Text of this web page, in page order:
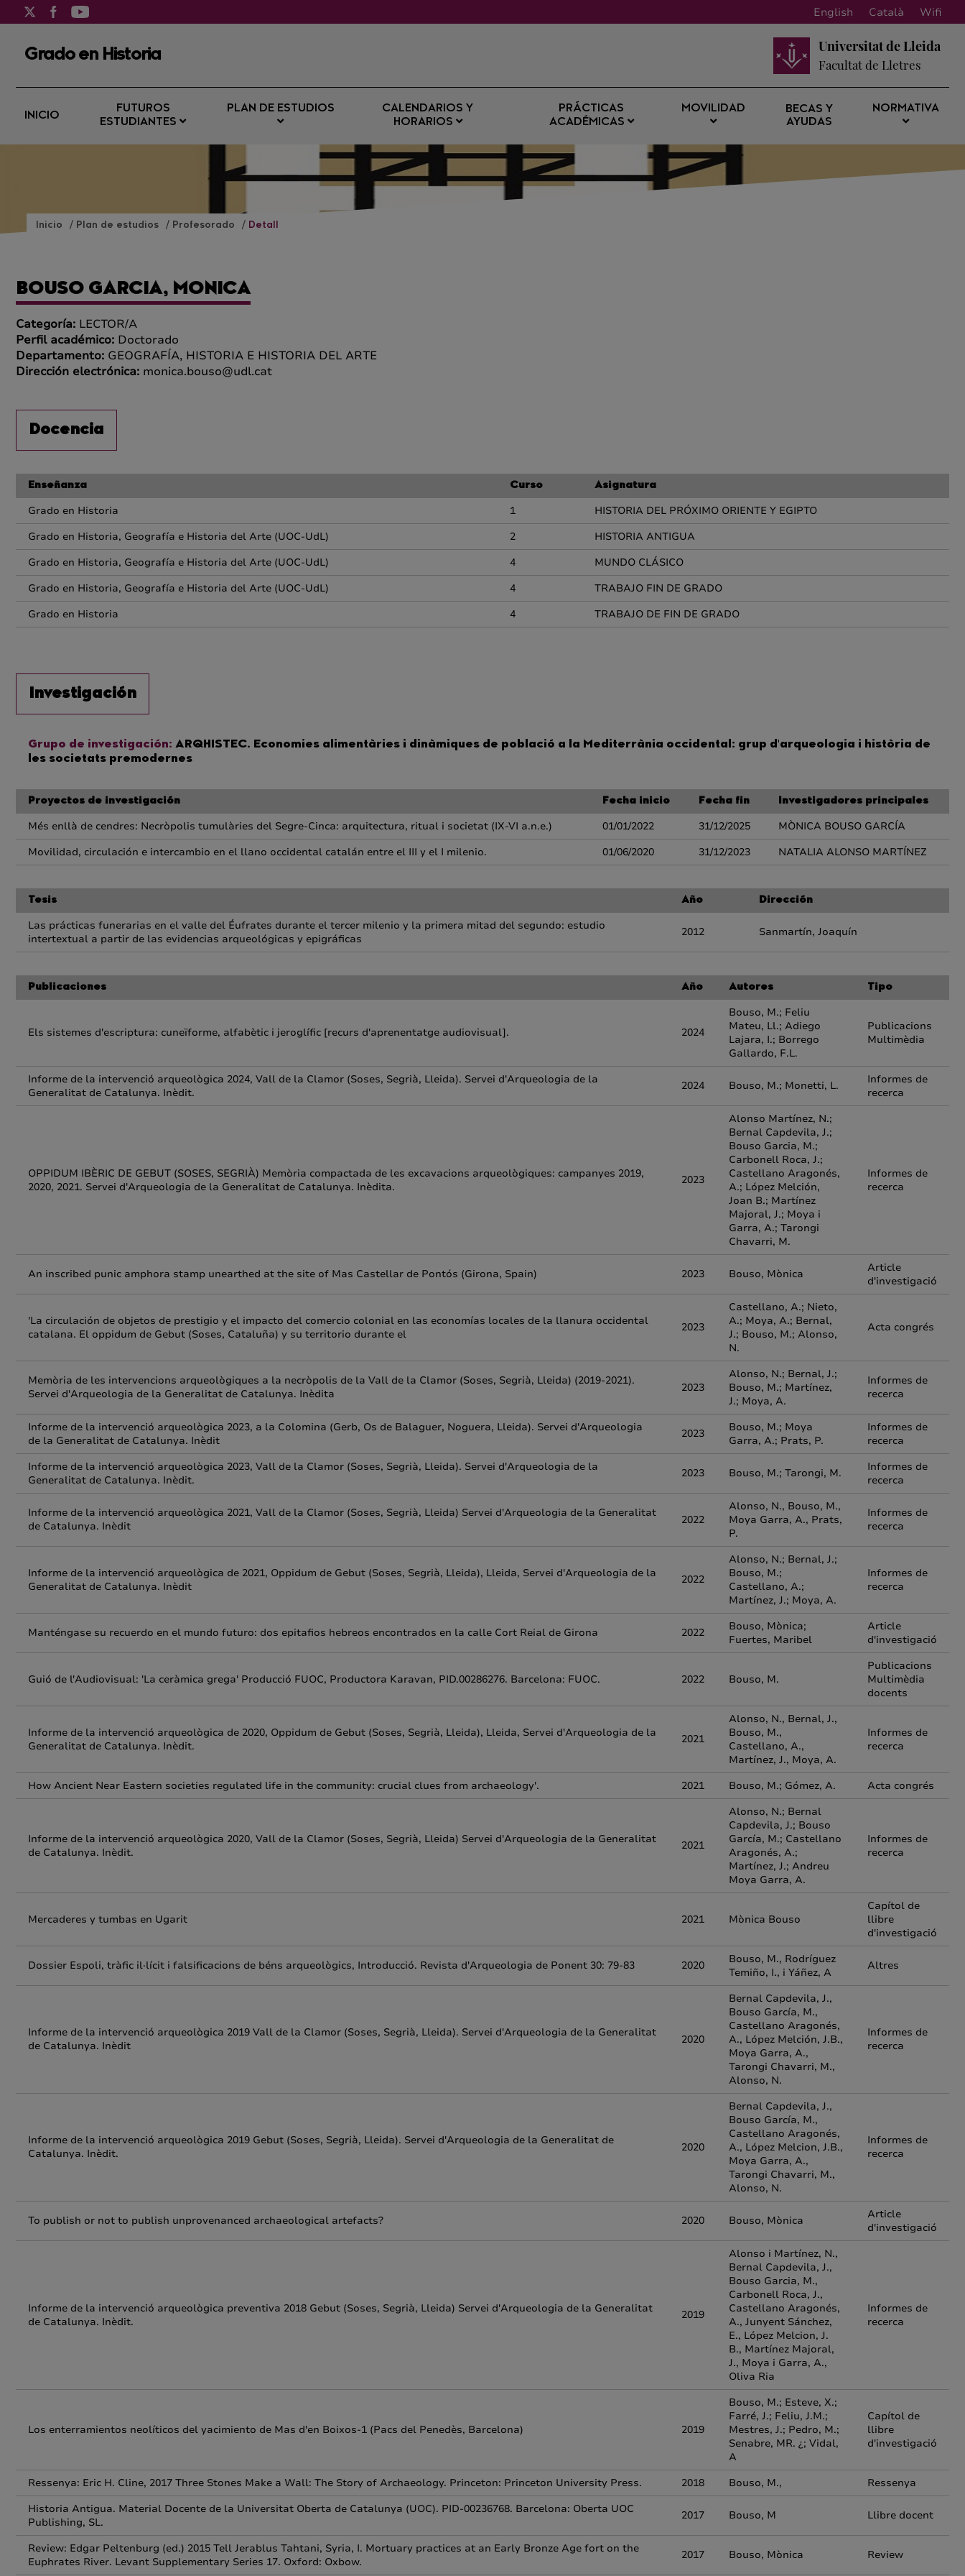
English Català Wifi
Grado en Historia
Universitat de Lleida
Facultat de Lletres
INICIO
FUTUROS
ESTUDIANTES
PLAN DE ESTUDIOS
CALENDARIOS Y
HORARIOS
PRÁCTICAS
ACADÉMICAS
MOVILIDAD
BECAS Y
AYUDAS
NORMATIVA
Inicio Plan de estudios Profesorado Detall
BOUSO GARCIA, MONICA
Categoría: LECTOR/A
Perfil académico: Doctorado
Departamento: GEOGRAFÍA, HISTORIA E HISTORIA DEL ARTE
Dirección electrónica: monica.bouso@udl.cat
Docencia
Enseñanza Curso Asignatura
Grado en Historia 1
HISTORIA DEL PRÓXIMO ORIENTE Y EGIPTO
Grado en Historia, Geografía e Historia del Arte (UOC-UdL)
2
HISTORIA ANTIGUA
Grado en Historia, Geografía e Historia del Arte (UOC-UdL)
4
MUNDO CLÁSICO
Grado en Historia, Geografía e Historia del Arte (UOC-UdL)
4
TRABAJO FIN DE GRADO
Grado en Historia
4 TRABAJO DE FIN DE GRADO
Investigación
Grupo de investigación: ARQHISTEC. Economies alimentàries i dinàmiques de població a la Mediterrània occidental: grup d'arqueologia i història de
les societats premodernes
Proyectos de investigación Fecha inicio Fecha fin Investigadores principales
Més enllà de cendres: Necròpolis tumulàries del Segre-Cinca: arquitectura, ritual i societat (IX-VI a.n.e.) 01/01/2022 31/12/2025
MÒNICA BOUSO GARCÍA
Movilidad, circulación e intercambio en el llano occidental catalán entre el III y el I milenio.
01/06/2020 31/12/2023 NATALIA ALONSO MARTÍNEZ
Tesis Año Dirección
Las prácticas funerarias en el valle del Éufrates durante el tercer milenio y la primera mitad del segundo: estudio
intertextual a partir de las evidencias arqueológicas y epigráficas
2012 Sanmartín, Joaquín
Publicaciones Año Autores Tipo
Els sistemes d'escriptura: cuneïforme, alfabètic i jeroglífic [recurs d'aprenentatge audiovisual]. 2024
Bouso, M.; Feliu
Mateu, Ll.; Adiego
Lajara, I.; Borrego
Gallardo, F.L.
Publicacions
Multimèdia
Informe de la intervenció arqueològica 2024, Vall de la Clamor (Soses, Segrià, Lleida). Servei d'Arqueologia de la
Generalitat de Catalunya. Inèdit.
2024 Bouso, M.; Monetti, L.
Informes de
recerca
OPPIDUM IBÈRIC DE GEBUT (SOSES, SEGRIÀ) Memòria compactada de les excavacions arqueològiques: campanyes 2019,
2020, 2021. Servei d'Arqueologia de la Generalitat de Catalunya. Inèdita.
2023
Alonso Martínez, N.;
Bernal Capdevila, J.;
Bouso Garcia, M.;
Carbonell Roca, J.;
Castellano Aragonés,
A.; López Melción,
Joan B.; Martínez
Majoral, J.; Moya i
Garra, A.; Tarongi
Chavarri, M.
Informes de
recerca
An inscribed punic amphora stamp unearthed at the site of Mas Castellar de Pontós (Girona, Spain) 2023 Bouso, Mònica
Article
d'investigació
'La circulación de objetos de prestigio y el impacto del comercio colonial en las economías locales de la llanura occidental
catalana. El oppidum de Gebut (Soses, Cataluña) y su territorio durante el
2023
Castellano, A.; Nieto,
A.; Moya, A.; Bernal,
J.; Bouso, M.; Alonso,
N.
Acta congrés
Memòria de les intervencions arqueològiques a la necròpolis de la Vall de la Clamor (Soses, Segrià, Lleida) (2019-2021).
Servei d'Arqueologia de la Generalitat de Catalunya. Inèdita
2023
Alonso, N.; Bernal, J.;
Bouso, M.; Martínez,
J.; Moya, A.
Informes de
recerca
Informe de la intervenció arqueològica 2023, a la Colomina (Gerb, Os de Balaguer, Noguera, Lleida). Servei d'Arqueologia
de la Generalitat de Catalunya. Inèdit
2023
Bouso, M.; Moya
Garra, A.; Prats, P.
Informes de
recerca
Informe de la intervenció arqueològica 2023, Vall de la Clamor (Soses, Segrià, Lleida). Servei d'Arqueologia de la
Generalitat de Catalunya. Inèdit.
2023 Bouso, M.; Tarongi, M.
Informes de
recerca
Informe de la intervenció arqueològica 2021, Vall de la Clamor (Soses, Segrià, Lleida) Servei d'Arqueologia de la Generalitat
de Catalunya. Inèdit
2022
Alonso, N., Bouso, M.,
Moya Garra, A., Prats,
P.
Informes de
recerca
Informe de la intervenció arqueològica de 2021, Oppidum de Gebut (Soses, Segrià, Lleida), Lleida, Servei d'Arqueologia de la
Generalitat de Catalunya. Inèdit
2022
Alonso, N.; Bernal, J.;
Bouso, M.;
Castellano, A.;
Martínez, J.; Moya, A.
Informes de
recerca
Manténgase su recuerdo en el mundo futuro: dos epitafios hebreos encontrados en la calle Cort Reial de Girona 2022
Bouso, Mònica;
Fuertes, Maribel
Article
d'investigació
Guió de l'Audiovisual: 'La ceràmica grega' Producció FUOC, Productora Karavan, PID.00286276. Barcelona: FUOC. 2022 Bouso, M.
Publicacions
Multimèdia
docents
Informe de la intervenció arqueològica de 2020, Oppidum de Gebut (Soses, Segrià, Lleida), Lleida, Servei d'Arqueologia de la
Generalitat de Catalunya. Inèdit.
2021
Alonso, N., Bernal, J.,
Bouso, M.,
Castellano, A.,
Martínez, J., Moya, A.
Informes de
recerca
How Ancient Near Eastern societies regulated life in the community: crucial clues from archaeology'. 2021 Bouso, M.; Gómez, A. Acta congrés
Informe de la intervenció arqueològica 2020, Vall de la Clamor (Soses, Segrià, Lleida) Servei d'Arqueologia de la Generalitat
de Catalunya. Inèdit.
2021
Alonso, N.; Bernal
Capdevila, J.; Bouso
García, M.; Castellano
Aragonés, A.;
Martínez, J.; Andreu
Moya Garra, A.
Informes de
recerca
Mercaderes y tumbas en Ugarit 2021 Mònica Bouso
Capítol de
llibre
d'investigació
Dossier Espoli, tràfic il·lícit i falsificacions de béns arqueològics, Introducció. Revista d'Arqueologia de Ponent 30: 79-83 2020
Bouso, M., Rodríguez
Temiño, I., i Yáñez, A
Altres
Informe de la intervenció arqueològica 2019 Vall de la Clamor (Soses, Segrià, Lleida). Servei d'Arqueologia de la Generalitat
de Catalunya. Inèdit
2020
Bernal Capdevila, J.,
Bouso García, M.,
Castellano Aragonés,
A., López Melción, J.B.,
Moya Garra, A.,
Tarongi Chavarri, M.,
Alonso, N.
Informes de
recerca
Informe de la intervenció arqueològica 2019 Gebut (Soses, Segrià, Lleida). Servei d'Arqueologia de la Generalitat de
Catalunya. Inèdit.
2020
Bernal Capdevila, J.,
Bouso García, M.,
Castellano Aragonés,
A., López Melcion, J.B.,
Moya Garra, A.,
Tarongi Chavarri, M.,
Alonso, N.
Informes de
recerca
To publish or not to publish unprovenanced archaeological artefacts? 2020 Bouso, Mònica
Article
d'investigació
Informe de la intervenció arqueològica preventiva 2018 Gebut (Soses, Segrià, Lleida) Servei d'Arqueologia de la Generalitat
de Catalunya. Inèdit.
2019
Alonso i Martínez, N.,
Bernal Capdevila, J.,
Bouso Garcia, M.,
Carbonell Roca, J.,
Castellano Aragonés,
A., Junyent Sánchez,
E., López Melcion, J.
B., Martínez Majoral,
J., Moya i Garra, A.,
Oliva Ria
Informes de
recerca
Los enterramientos neolíticos del yacimiento de Mas d'en Boixos-1 (Pacs del Penedès, Barcelona) 2019
Bouso, M.; Esteve, X.;
Farré, J.; Feliu, J.M.;
Mestres, J.; Pedro, M.;
Senabre, MR. ¿; Vidal,
A
Capítol de
llibre
d'investigació
Ressenya: Eric H. Cline, 2017 Three Stones Make a Wall: The Story of Archaeology. Princeton: Princeton University Press. 2018 Bouso, M.,
Ressenya
Historia Antigua. Material Docente de la Universitat Oberta de Catalunya (UOC). PID-00236768. Barcelona: Oberta UOC
Publishing, SL.
2017 Bouso, M Llibre docent
Review: Edgar Peltenburg (ed.) 2015 Tell Jerablus Tahtani, Syria, I. Mortuary practices at an Early Bronze Age fort on the
Euphrates River. Levant Supplementary Series 17. Oxford: Oxbow.
2017 Bouso, Mònica Review